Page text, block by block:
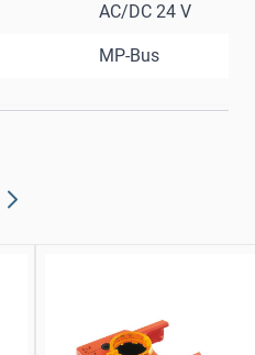
AC/DC 24 V
MP-Bus